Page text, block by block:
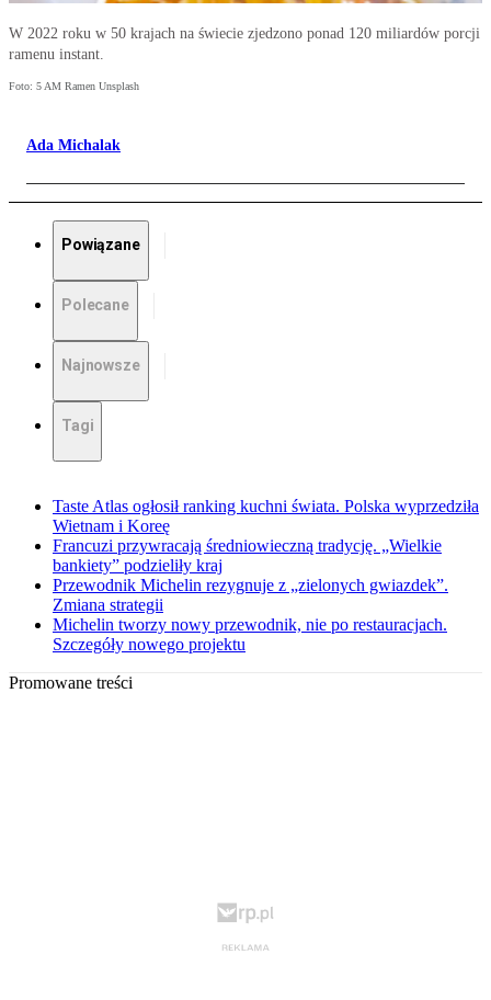
W 2022 roku w 50 krajach na świecie zjedzono ponad 120 miliardów porcji
ramenu instant.
Foto: 5 AM Ramen Unsplash
Ada Michalak
Powiązane
Polecane
Najnowsze
Tagi
Taste Atlas ogłosił ranking kuchni świata. Polska wyprzedziła
Wietnam i Koreę
Francuzi przywracają średniowieczną tradycję. „Wielkie
bankiety” podzieliły kraj
Przewodnik Michelin rezygnuje z „zielonych gwiazdek”.
Zmiana strategii
Michelin tworzy nowy przewodnik, nie po restauracjach.
Szczegóły nowego projektu
Promowane treści